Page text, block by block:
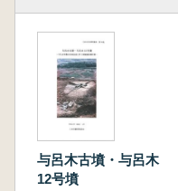
与呂木古墳・与呂木
12号墳